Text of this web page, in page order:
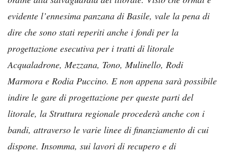
evidente l’ennesima panzana di Basile, vale la pena di
dire che sono stati reperiti anche i fondi per la
progettazione esecutiva per i tratti di litorale
Acqualadrone, Mezzana, Tono, Mulinello, Rodi
Marmora e Rodia Puccino. E non appena sarà possibile
indire le gare di progettazione per queste parti del
litorale, la Struttura regionale procederà anche con i
bandi, attraverso le varie linee di finanziamento di cui
dispone. Insomma, sui lavori di recupero e di